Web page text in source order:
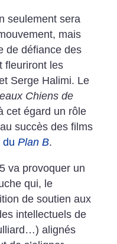
seulement sera
mais
de défiance des
fleuriront les
Serge Halimi. Le
Chiens de
cet égard un rôle
succès des films
du Plan B.
va provoquer un
qui, le
de soutien aux
intellectuels de
alignés